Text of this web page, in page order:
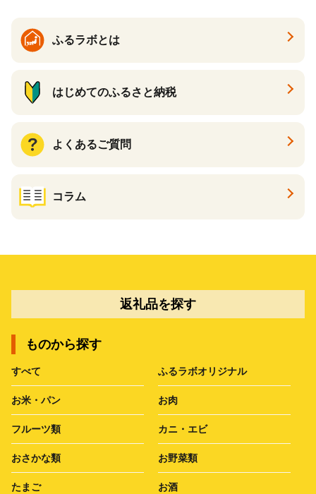
ふるラボとは
はじめてのふるさと納税
よくあるご質問
コラム
返礼品を探す
ものから探す
すべて ふるラボオリジナル
お米・パン お肉
フルーツ類 カニ・エビ
おさかな類 お野菜類
たまご お酒